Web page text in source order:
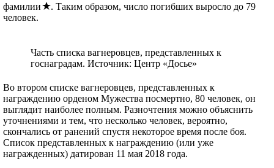
фамилии
. Таким образом, число погибших выросло до 79
человек.
Часть списка вагнеровцев, представленных к
госнаградам. Источник: Центр «Досье»
Во втором списке вагнеровцев, представленных к
награждению орденом Мужества посмертно, 80 человек, он
выглядит наиболее полным. Разночтения можно объяснить
уточнениями и тем, что несколько человек, вероятно,
скончались от ранений спустя некоторое время после боя.
Список представленных к награждению (или уже
награжденных) датирован 11 мая 2018 года.